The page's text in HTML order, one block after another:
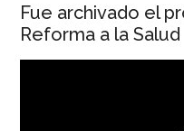
Fue archivado el
Reforma a la Salud